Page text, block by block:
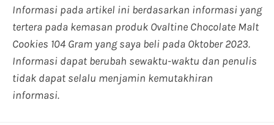
Informasi pada artikel ini berdasarkan informasi yang
tertera pada kemasan produk Ovaltine Chocolate Malt
Cookies 104 Gram yang saya beli pada Oktober 2023.
Informasi dapat berubah sewaktu-waktu dan penulis
tidak dapat selalu menjamin kemutakhiran
informasi.